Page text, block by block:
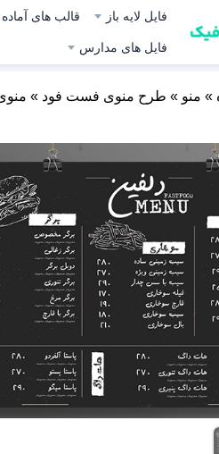
فایل لایه باز قالب های آماده
فایل های مدارس
» منو » طرح منوی فست فود »